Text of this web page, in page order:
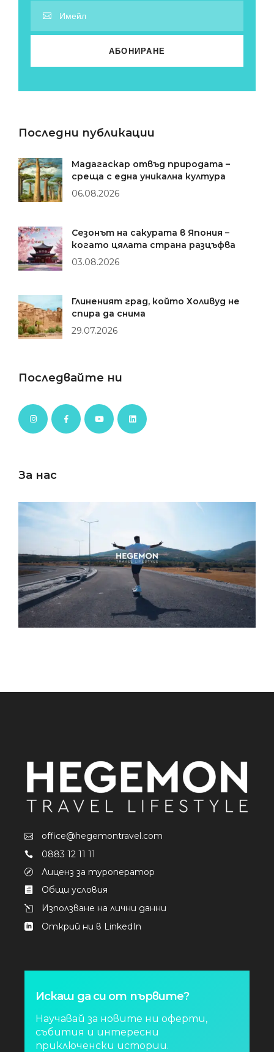
Последни публикации
Мадагаскар отвъд природата –
среща с една уникална култура
06.08.2026
Сезонът на сакурата в Япония –
когато цялата страна разцъфва
03.08.2026
Глиненият град, който Холивуд не
спира да снима
29.07.2026
Последвайте ни
За нас
office@hegemontravel.com
0883 12 11 11
Лиценз за туроператор
Общи условия
Използване на лични данни
Открий ни в LinkedIn
Искаш да си от първите?
Научавай за новите ни оферти,
събития и интересни
приключенски истории.